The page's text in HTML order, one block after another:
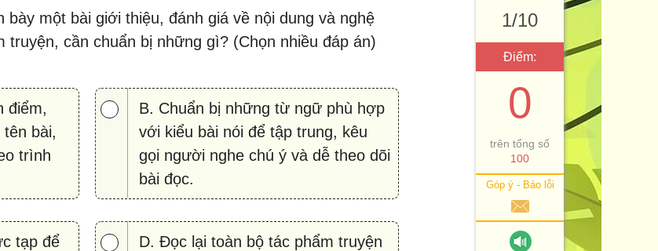
bày một bài giới thiệu, đánh giá về nội dung và nghệ
truyện, cần chuẩn bị những gì? (Chọn nhiều đáp án)
điểm,
bài,
trình
B. Chuẩn bị những từ ngữ phù hợp
với kiểu bài nói để tập trung, kêu
gọi người nghe chú ý và dễ theo dõi
bài đọc.
tạp để
D. Đọc lại toàn bộ tác phẩm truyện
1/10
Điểm:
0
trên tổng số
100
Góp ý - Báo lỗi